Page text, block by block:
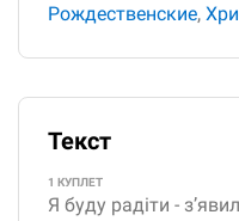
Рождественские,
Текст
1 КУПЛЕТ
Я буду радіти -